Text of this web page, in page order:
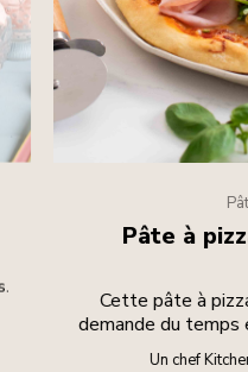
Pâte à
Cette pâte à
demande du temps
résultat
Un chef